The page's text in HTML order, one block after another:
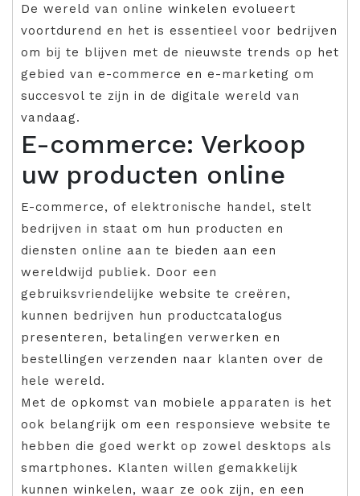
De wereld van online winkelen evolueert
voortdurend en het is essentieel voor bedrijven
om bij te blijven met de nieuwste trends op het
gebied van e-commerce en e-marketing om
succesvol te zijn in de digitale wereld van
vandaag.
E-commerce: Verkoop
uw producten online
E-commerce, of elektronische handel, stelt
bedrijven in staat om hun producten en
diensten online aan te bieden aan een
wereldwijd publiek. Door een
gebruiksvriendelijke website te creëren,
kunnen bedrijven hun productcatalogus
presenteren, betalingen verwerken en
bestellingen verzenden naar klanten over de
hele wereld.
Met de opkomst van mobiele apparaten is het
ook belangrijk om een responsieve website te
hebben die goed werkt op zowel desktops als
smartphones. Klanten willen gemakkelijk
kunnen winkelen, waar ze ook zijn, en een